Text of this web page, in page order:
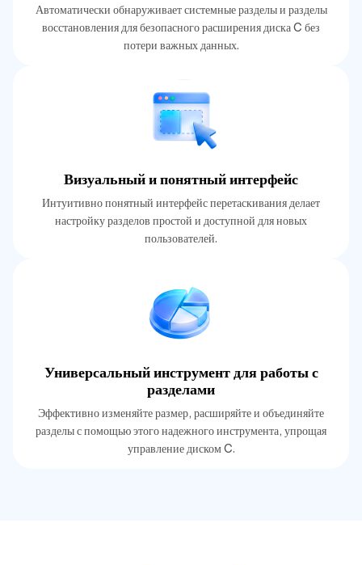
Автоматически обнаруживает системные разделы и разделы
восстановления для безопасного расширения диска C без
потери важных данных.
Визуальный и понятный интерфейс
Интуитивно понятный интерфейс перетаскивания делает
настройку разделов простой и доступной для новых
пользователей.
Универсальный инструмент для работы с
разделами
Эффективно изменяйте размер, расширяйте и объединяйте
разделы с помощью этого надежного инструмента, упрощая
управление диском C.